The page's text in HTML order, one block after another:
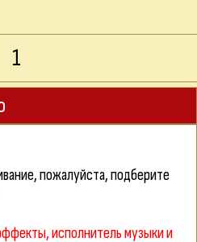
1
пожалуйста, подберите
исполнитель музыки и